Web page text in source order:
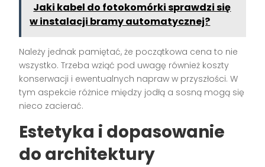
Jaki kabel do fotokomórki sprawdzi się
w instalacji bramy automatycznej?
Należy jednak pamiętać, że początkowa cena to nie
wszystko. Trzeba wziąć pod uwagę również koszty
konserwacji i ewentualnych napraw w przyszłości. W
tym aspekcie różnice między jodłą a sosną mogą się
nieco zacierać.
Estetyka i dopasowanie
do architektury